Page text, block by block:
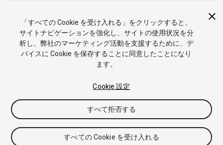
チュートリアル
Answers ナレッジベース フォーラム
ットストア
商標と利用規約 法律関連
プライバシーポリシー
クッキー
私の個人情報を販売または共有しない
Cookie 優先設定
「すべての Cookie を受け入れる」をクリックすると、
サイトナビゲーションを強化し、サイトの使用状況を分
析し、弊社のマーケティング活動を支援するために、デ
バイスに Cookie を保存することに同意したことになり
ます。
Cookie 設定
すべて拒否する
すべての Cookie を受け入れる